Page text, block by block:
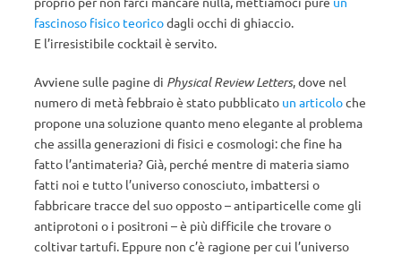
fascinoso fisico teoricodagli occhi di ghiaccio.
E l’irresistibile cocktail è servito.
Avviene sulle pagine di Physical Review Letters, dove nel
numero di metà febbraio è stato pubblicato un articoloche
propone una soluzione quanto meno elegante al problema
che assilla generazioni di fisici e cosmologi: che fine ha
fatto l’antimateria? Già, perché mentre di materia siamo
fatti noi e tutto l’universo conosciuto, imbattersi o
fabbricare tracce del suo opposto – antiparticelle come gli
antiprotoni o i positroni – è più difficile che trovare o
coltivar tartufi. Eppure non c’è ragione per cui l’universo